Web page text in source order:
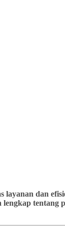
layanan dan
tentang